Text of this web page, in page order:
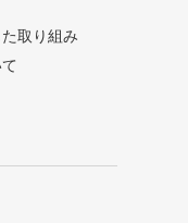
取り組み